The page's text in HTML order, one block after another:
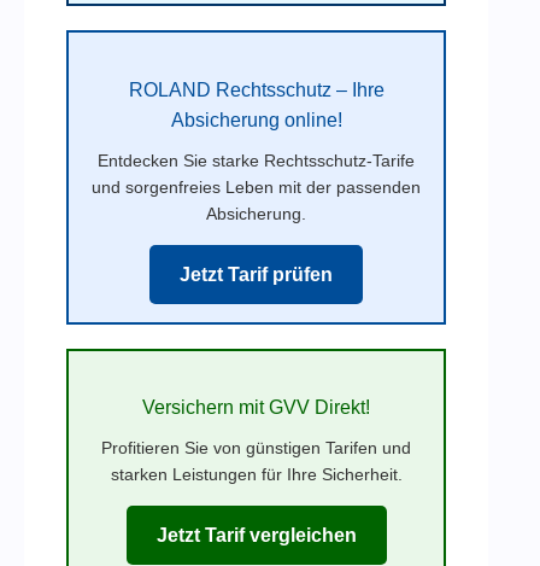
ROLAND Rechtsschutz – Ihre
Absicherung online!
Entdecken Sie starke Rechtsschutz-Tarife
und sorgenfreies Leben mit der passenden
Absicherung.
Jetzt Tarif prüfen
Versichern mit GVV Direkt!
Profitieren Sie von günstigen Tarifen und
starken Leistungen für Ihre Sicherheit.
Jetzt Tarif vergleichen